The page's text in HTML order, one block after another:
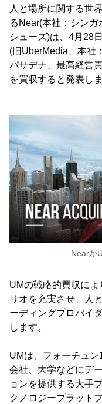
人と場所に関する世
るNear(本社：シン
シューズ)は、4月28
(旧UberMedia、本社
パサデナ、最高経営
を買収すると発表しま
Nearが
UMの戦略的買収に
リオを充実させ、人
ーディングプロバイ
します。
UMは、フォーチュ
会社、大学などにデ
ョンを提供する大手
クノロジープラット